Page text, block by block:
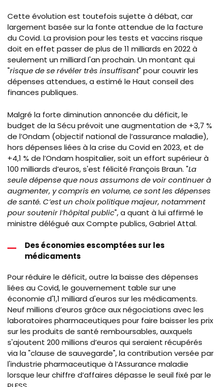
Cette évolution est toutefois sujette à débat, car
largement basée sur la fonte attendue de la facture
du Covid. La provision pour les tests et vaccins risque
doit en effet passer de plus de 11 milliards en 2022 à
seulement un milliard l'an prochain. Un montant qui
"risque de se révéler très insuffisant" pour couvrir les
dépenses attendues, a estimé le Haut conseil des
finances publiques.
Malgré la forte diminution annoncée du déficit, le
budget de la Sécu prévoit une augmentation de +3,7 %
de l’Ondam (objectif national de l’assurance maladie),
hors dépenses liées à la crise du Covid ​en 2023, et de
+4,1 % de l’Ondam hospitalier, soit un effort supérieur à
100 milliards d’euros​, s'est félicité François Braun. "La
seule dépense que nous assumons de voir continuer à
augmenter, y compris en volume, ce sont les dépenses
de santé. ​C’est un choix politique majeur, notamment
pour soutenir l’hôpital public", a quant à lui affirmé le
ministre délégué aux Compte publics, Gabriel Attal.
Des économies escomptées sur les
médicaments
Pour réduire le déficit, outre la baisse des dépenses
liées au Covid, le gouvernement table sur une
économie d'1,1 milliard d'euros sur les médicaments.
Neuf millions d’euros grâce aux négociations avec les
laboratoires pharmaceutiques pour faire baisser les prix
sur les produits de santé remboursables, auxquels
s'ajoutent 200 millions d’euros qui seraient récupérés
via la "clause de sauvegarde", la contribution versée par
l'industrie pharmaceutique à l’Assurance maladie
lorsque leur chiffre d’affaires dépasse le seuil fixé par le